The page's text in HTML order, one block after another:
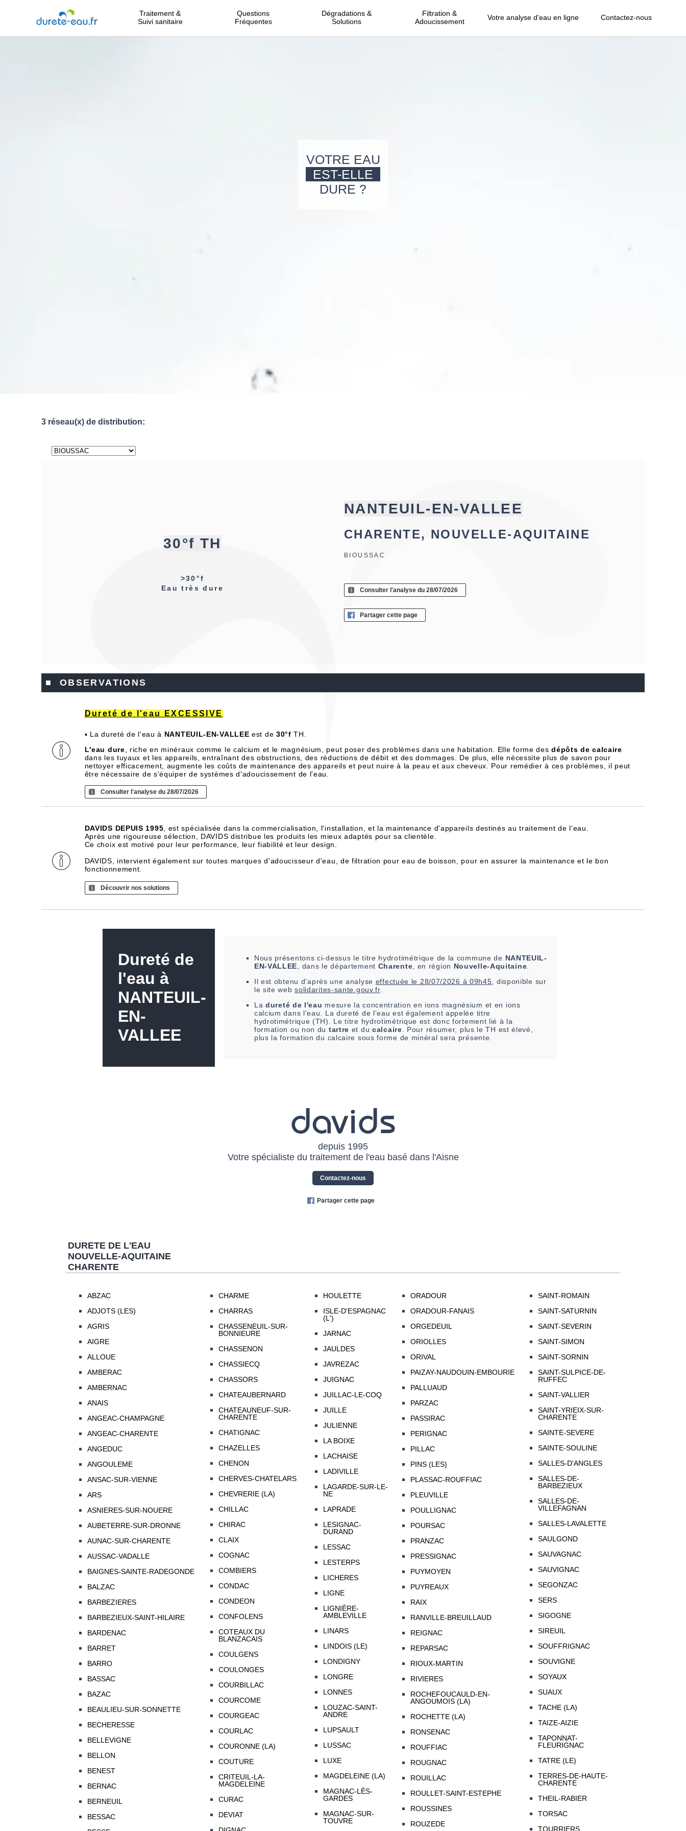
Traitement &
Suivi sanitaire
Questions
Fréquentes
Dégradations &
Solutions
Filtration &
Adoucissement
Votre analyse d'eau en ligne Contactez-nous
VOTRE EAU
EST-ELLE
DURE ?
3 réseau(x) de distribution:
30°f TH
>30°f
Eau très dure
NANTEUIL-EN-VALLEE
CHARENTE, NOUVELLE-AQUITAINE
BIOUSSAC
Consulter l'analyse du 28/07/2026
Partager cette page
■ OBSERVATIONS
Dureté de l'eau EXCESSIVE
▪ La dureté de l'eau à NANTEUIL-EN-VALLEE est de 30°f TH.
L'eau dure , riche en minéraux comme le calcium et le magnésium, peut poser des problèmes dans une habitation. Elle forme desdépôts de calcaire
dans les tuyaux et les appareils, entraînant des obstructions, des réductions de débit et des dommages. De plus, elle nécessite plus de savon pour
nettoyer efficacement, augmente les coûts de maintenance des appareils et peut nuire à la peau et aux cheveux. Pour remédier à ces problèmes, il peut
être nécessaire de s'équiper de systèmes d'adoucissement de l'eau.
Consulter l'analyse du 28/07/2026
DAVIDS DEPUIS 1995 , est spécialisée dans la commercialisation, l'installation, et la maintenance d'appareils destinés au traitement de l'eau.
Après une rigoureuse sélection, DAVIDS distribue les produits les mieux adaptés pour sa clientèle.
Ce choix est motivé pour leur performance, leur fiabilité et leur design.
DAVIDS, intervient également sur toutes marques d'adoucisseur d'eau, de filtration pour eau de boisson, pour en assurer la maintenance et le bon
fonctionnement.
Découvrir nos solutions
Dureté de
l'eau à
NANTEUIL-
EN-
VALLEE
Nous présentons ci-dessus le titre hydrotimétrique de la commune de NANTEUIL-
EN-VALLEE, dans le département Charente, en région Nouvelle-Aquitaine.
Il est obtenu d'après une analyse effectuée le 28/07/2026 à 09h45, disponible sur
le site websolidarites-sante.gouv.fr.
La dureté de l'eau mesure la concentration en ions magnésium et en ions
calcium dans l'eau. La dureté de l'eau est également appelée titre
hydrotimétrique (TH). Le titre hydrotimétrique est donc fortement lié à la
formation ou non du tartre et du calcaire. Pour résumer, plus le TH est élevé,
plus la formation du calcaire sous forme de minéral sera présente.
davids
depuis 1995
Votre spécialiste du traitement de l'eau basé dans l'Aisne
Contactez-nous
Partager cette page
DURETE DE L'EAU
NOUVELLE-AQUITAINE
CHARENTE
ABZAC
ADJOTS (LES)
AGRIS
AIGRE
ALLOUE
AMBERAC
AMBERNAC
ANAIS
ANGEAC-CHAMPAGNE
ANGEAC-CHARENTE
ANGEDUC
ANGOULEME
ANSAC-SUR-VIENNE
ARS
ASNIERES-SUR-NOUERE
AUBETERRE-SUR-DRONNE
AUNAC-SUR-CHARENTE
AUSSAC-VADALLE
BAIGNES-SAINTE-RADEGONDE
BALZAC
BARBEZIERES
BARBEZIEUX-SAINT-HILAIRE
BARDENAC
BARRET
BARRO
BASSAC
BAZAC
BEAULIEU-SUR-SONNETTE
BECHERESSE
BELLEVIGNE
BELLON
BENEST
BERNAC
BERNEUIL
BESSAC
CHARME
CHARRAS
CHASSENEUIL-SUR-
BONNIEURE
CHASSENON
CHASSIECQ
CHASSORS
CHATEAUBERNARD
CHATEAUNEUF-SUR-
CHARENTE
CHATIGNAC
CHAZELLES
CHENON
CHERVES-CHATELARS
CHEVRERIE (LA)
CHILLAC
CHIRAC
CLAIX
COGNAC
COMBIERS
CONDAC
CONDEON
CONFOLENS
COTEAUX DU
BLANZACAIS
COULGENS
COULONGES
COURBILLAC
COURCOME
COURGEAC
COURLAC
COURONNE (LA)
COUTURE
CRITEUIL-LA-
MAGDELEINE
CURAC
DEVIAT
HOULETTE
ISLE-D'ESPAGNAC
(L')
JARNAC
JAULDES
JAVREZAC
JUIGNAC
JUILLAC-LE-COQ
JUILLE
JULIENNE
LA BOIXE
LACHAISE
LADIVILLE
LAGARDE-SUR-LE-
NE
LAPRADE
LESIGNAC-
DURAND
LESSAC
LESTERPS
LICHERES
LIGNE
LIGNIÈRE-
AMBLEVILLE
LINARS
LINDOIS (LE)
LONDIGNY
LONGRE
LONNES
LOUZAC-SAINT-
ANDRE
LUPSAULT
LUSSAC
LUXE
MAGDELEINE (LA)
MAGNAC-LÈS-
GARDES
MAGNAC-SUR-
TOUVRE
ORADOUR
ORADOUR-FANAIS
ORGEDEUIL
ORIOLLES
ORIVAL
PAIZAY-NAUDOUIN-EMBOURIE
PALLUAUD
PARZAC
PASSIRAC
PERIGNAC
PILLAC
PINS (LES)
PLASSAC-ROUFFIAC
PLEUVILLE
POULLIGNAC
POURSAC
PRANZAC
PRESSIGNAC
PUYMOYEN
PUYREAUX
RAIX
RANVILLE-BREUILLAUD
REIGNAC
REPARSAC
RIOUX-MARTIN
RIVIERES
ROCHEFOUCAULD-EN-
ANGOUMOIS (LA)
ROCHETTE (LA)
RONSENAC
ROUFFIAC
ROUGNAC
ROUILLAC
ROULLET-SAINT-ESTEPHE
ROUSSINES
ROUZEDE
SAINT-ROMAIN
SAINT-SATURNIN
SAINT-SEVERIN
SAINT-SIMON
SAINT-SORNIN
SAINT-SULPICE-DE-
RUFFEC
SAINT-VALLIER
SAINT-YRIEIX-SUR-
CHARENTE
SAINTE-SEVERE
SAINTE-SOULINE
SALLES-D'ANGLES
SALLES-DE-
BARBEZIEUX
SALLES-DE-
VILLEFAGNAN
SALLES-LAVALETTE
SAULGOND
SAUVAGNAC
SAUVIGNAC
SEGONZAC
SERS
SIGOGNE
SIREUIL
SOUFFRIGNAC
SOUVIGNE
SOYAUX
SUAUX
TACHE (LA)
TAIZE-AIZIE
TAPONNAT-
FLEURIGNAC
TATRE (LE)
TERRES-DE-HAUTE-
CHARENTE
THEIL-RABIER
TORSAC
TOURRIERS